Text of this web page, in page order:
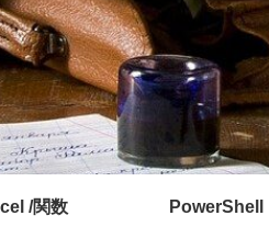
/関数 PowerShell